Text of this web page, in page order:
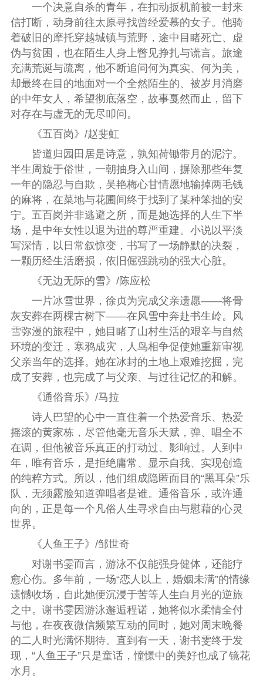
一个决意自杀的青年，在扣动扳机前被一封来
信打断，动身前往太原寻找曾经爱慕的女子。他骑
着破旧的摩托穿越城镇与荒野，途中目睹死亡、虚
伪与贫困，也在陌生人身上瞥见挣扎与谎言。旅途
充满荒诞与疏离，他不断追问何为真实、何为美，
却最终在目的地面对一个全然陌生的、被岁月消磨
的中年女人，希望彻底落空，故事戛然而止，留下
对存在与虚无的无尽叩问。
《五百岗》/赵斐虹
皆道归园田居是诗意，孰知荷锄带月的泥泞。
半生周旋于俗世，一朝抽身入山间，摒除那些年复
一年的隐忍与自欺，吴艳梅心甘情愿地输掉两毛钱
的麻将，在菜地与花圃间终于找到了某种笨拙的安
宁。五百岗并非逃避之所，而是她选择的人生下半
场，是中年女性以退为进的尊严重建。小说以平淡
写深情，以日常叙惊变，书写了一场静默的决裂，
一颗历经生活磨损，依旧倔强跳动的强大心脏。
《无边无际的雪》/陈应松
一片冰雪世界，徐贞为完成父亲遗愿——将骨
灰安葬在两棵古树下——在风雪中奔赴书生岭。风
雪弥漫的旅程中，她目睹了山村生活的艰辛与自然
环境的变迁，寒鸦成灾，人鸟相争促使她重新审视
父亲当年的选择。她在冰封的土地上艰难挖掘，完
成了安葬，也完成了与父亲、与过往记忆的和解。
《通俗音乐》/马拉
诗人巴望的心中一直住着一个热爱音乐、热爱
摇滚的黄家栋，尽管他毫无音乐天赋，弹、唱全不
在调，但他被音乐真正的打动过、影响过。人到中
年，唯有音乐，是拒绝庸常、显示自我、实现创造
的纯粹方式。所以，他们组成隐匿面目的“黑耳朵”乐
队，无须露脸知道弹唱者是谁。通俗音乐，或许通
向的，正是每一个凡俗人生寻求自由与慰藉的心灵
世界。
《人鱼王子》/邹世奇
对谢书雯而言，游泳不仅能强身健体，还能疗
愈心伤。多年前，一场“恋人以上，婚姻未满”的情缘
遗憾收场，自此她便沉浸于苦等人生白月光的逆旅
之中。谢书雯因游泳邂逅程诺，她将似水柔情全付
与他，在夜夜微信频繁互动的同时，她对周末晚餐
的二人时光满怀期待。直到有一天，谢书雯终于发
现，“人鱼王子”只是童话，憧憬中的美好也成了镜花
水月。